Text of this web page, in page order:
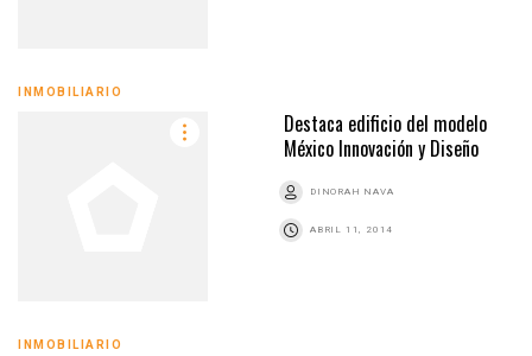
INMOBILIARIO
Destaca edificio del modelo
México Innovación y Diseño
DINORAH NAVA
ABRIL 11, 2014
INMOBILIARIO